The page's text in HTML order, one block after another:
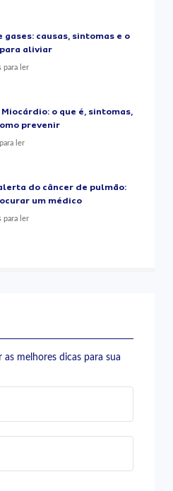
gases: causas, sintomas e o
aliviar
para ler
o que é, sintomas,
prevenir
ler
do câncer de pulmão:
um médico
para ler
as melhores dicas para sua